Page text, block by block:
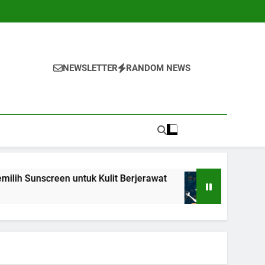
NEWSLETTER RANDOM NEWS
untuk Kulit Berjerawat 7 Teknik Self-
1 Tahun Ago